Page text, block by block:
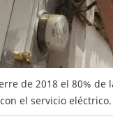
de 2018 el 80% de
el servicio eléctrico.